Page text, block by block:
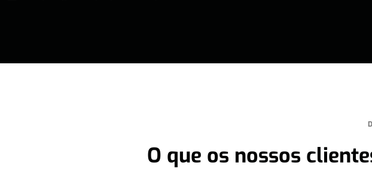
O que os nossos